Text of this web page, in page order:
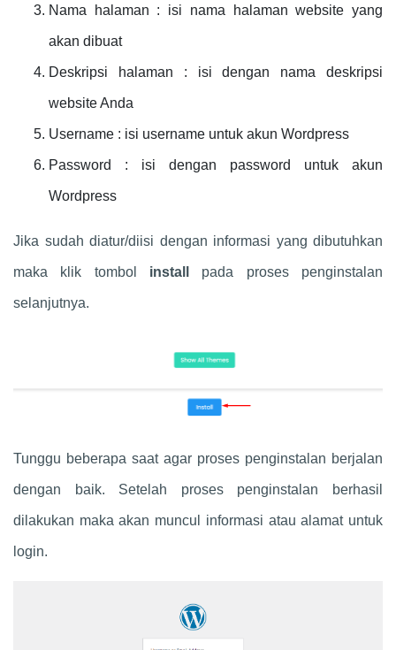
Nama halaman : isi nama halaman website yang
akan dibuat
Deskripsi halaman : isi dengan nama deskripsi
website Anda
Username : isi username untuk akun Wordpress
Password : isi dengan password untuk akun
Wordpress
Jika sudah diatur/diisi dengan informasi yang dibutuhkan
maka klik tombol install pada proses penginstalan
selanjutnya.
Tunggu beberapa saat agar proses penginstalan berjalan
dengan baik. Setelah proses penginstalan berhasil
dilakukan maka akan muncul informasi atau alamat untuk
login.